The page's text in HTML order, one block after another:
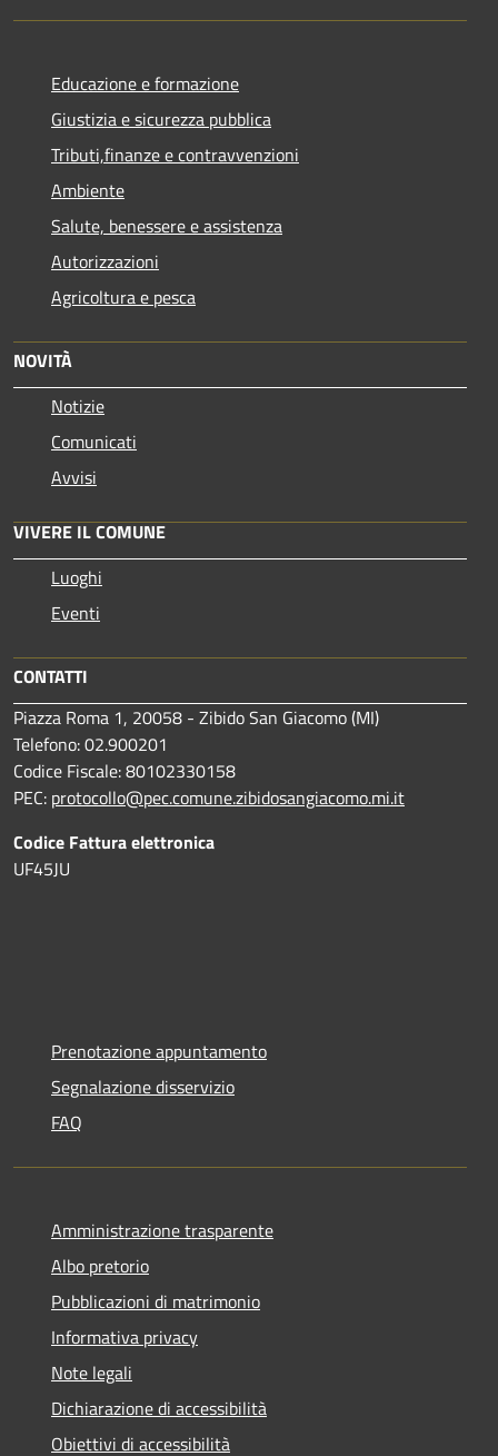
Educazione e formazione
Giustizia e sicurezza pubblica
Tributi,finanze e contravvenzioni
Ambiente
Salute, benessere e assistenza
Autorizzazioni
Agricoltura e pesca
NOVITÀ
Notizie
Comunicati
Avvisi
VIVERE IL COMUNE
Luoghi
Eventi
CONTATTI
Piazza Roma 1, 20058 - Zibido San Giacomo (MI)
Telefono: 02.900201
Codice Fiscale: 80102330158
PEC: protocollo@pec.comune.zibidosangiacomo.mi.it
Codice Fattura elettronica
UF45JU
Prenotazione appuntamento
Segnalazione disservizio
FAQ
Amministrazione trasparente
Albo pretorio
Pubblicazioni di matrimonio
Informativa privacy
Note legali
Dichiarazione di accessibilità
Obiettivi di accessibilità